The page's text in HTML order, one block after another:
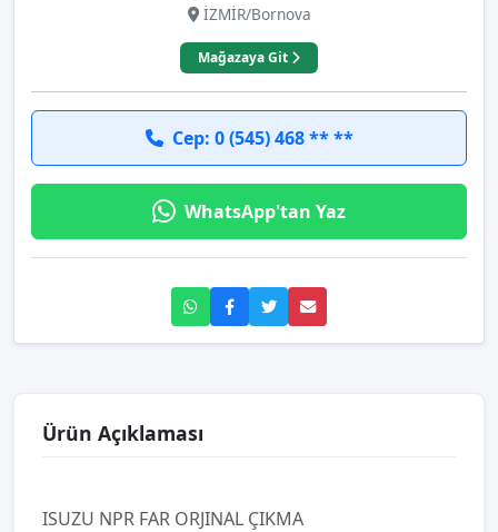
İZMİR/Bornova
Mağazaya Git
Cep: 0 (545) 468 ** **
WhatsApp'tan Yaz
Ürün Açıklaması
ISUZU NPR FAR ORJINAL ÇIKMA